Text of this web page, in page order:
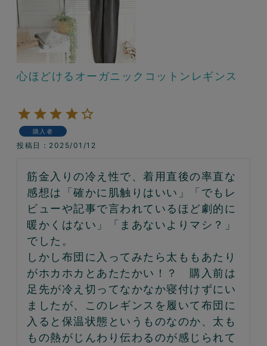
心ほどけるオーガニックコットンレギンス
購入者
投稿日 2025/01/12
筋金入りの冷え性で、着用直後の率直な
感想は「確かに肌触りはいい」「でもレ
ビューや記事で言われているほど劇的に
暖かくはない」「まあないよりマシ？」
でした。
しかし布団に入ってみたら太ももあたり
がホカホカとあたたかい！？　購入前は
足先が冷え切ってなかなか寝付けずにい
ましたが、このレギンスを履いて布団に
入ると保温状態というものなのか、太も
もの熱がじんわり伝わるのが感じられて